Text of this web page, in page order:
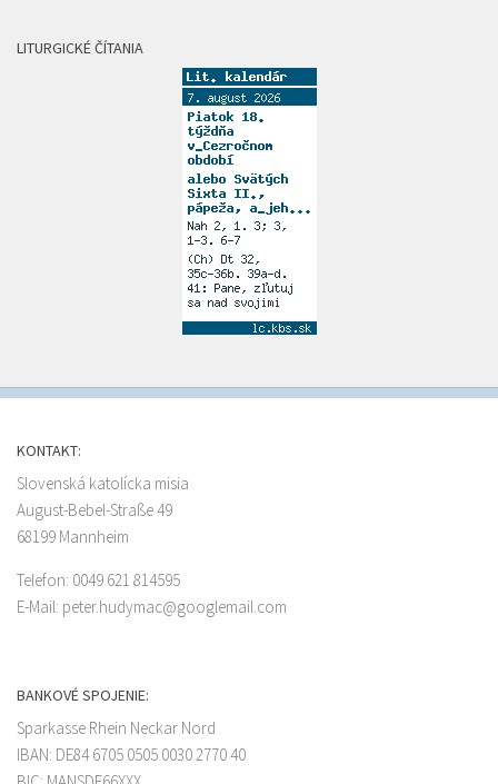
LITURGICKÉ ČÍTANIA
KONTAKT:
Slovenská katolícka misia
August-Bebel-Straße 49
68199 Mannheim
Telefon: 0049 621 814595
E-Mail: peter.hudymac@googlemail.com
BANKOVÉ SPOJENIE:
Sparkasse Rhein Neckar Nord
IBAN: DE84 6705 0505 0030 2770 40